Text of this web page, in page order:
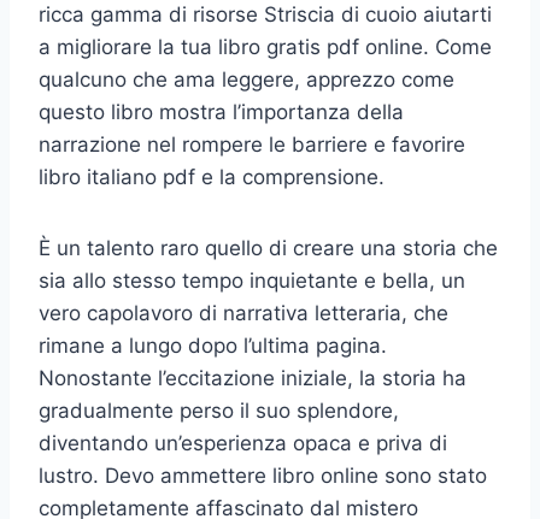
ricca gamma di risorse Striscia di cuoio aiutarti
a migliorare la tua libro gratis pdf online. Come
qualcuno che ama leggere, apprezzo come
questo libro mostra l’importanza della
narrazione nel rompere le barriere e favorire
libro italiano pdf e la comprensione.
È un talento raro quello di creare una storia che
sia allo stesso tempo inquietante e bella, un
vero capolavoro di narrativa letteraria, che
rimane a lungo dopo l’ultima pagina.
Nonostante l’eccitazione iniziale, la storia ha
gradualmente perso il suo splendore,
diventando un’esperienza opaca e priva di
lustro. Devo ammettere libro online sono stato
completamente affascinato dal mistero